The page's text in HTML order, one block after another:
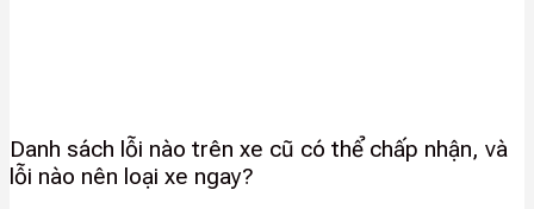
Danh sách lỗi nào trên xe cũ có thể chấp nhận, và
lỗi nào nên loại xe ngay?